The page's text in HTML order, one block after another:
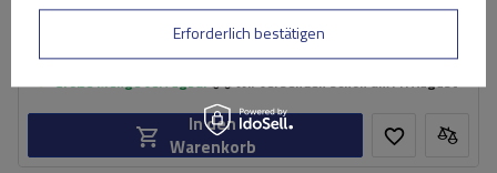
Große Menge verfügbar Wir versenden schon am11. August
In den
Warenkorb
Erforderlich bestätigen